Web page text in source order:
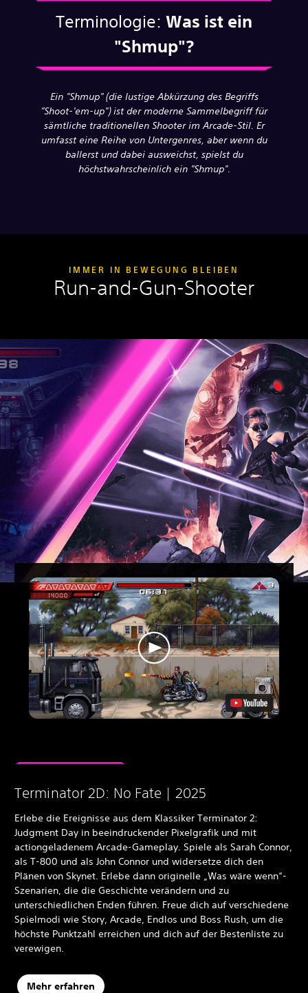
Terminologie: Was ist ein
"Shmup"?
Ein "Shmup" (die lustige Abkürzung des Begriffs
"Shoot-'em-up") ist der moderne Sammelbegriff für
sämtliche traditionellen Shooter im Arcade-Stil. Er
umfasst eine Reihe von Untergenres, aber wenn du
ballerst und dabei ausweichst, spielst du
höchstwahrscheinlich ein "Shmup".
IMMER IN BEWEGUNG BLEIBEN
Run-and-Gun-Shooter
Terminator 2D: No Fate | 2025
Erlebe die Ereignisse aus dem Klassiker Terminator 2:
Judgment Day in beeindruckender Pixelgrafik und mit
actiongeladenem Arcade-Gameplay. Spiele als Sarah Connor,
als T-800 und als John Connor und widersetze dich den
Plänen von Skynet. Erlebe dann originelle „Was wäre wenn“-
Szenarien, die die Geschichte verändern und zu
unterschiedlichen Enden führen. Freue dich auf verschiedene
Spielmodi wie Story, Arcade, Endlos und Boss Rush, um die
höchste Punktzahl erreichen und dich auf der Bestenliste zu
verewigen.
Mehr erfahren